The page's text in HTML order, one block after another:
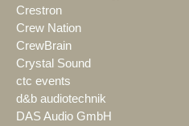
Crestron
Crew Nation
CrewBrain
Crystal Sound
ctc events
d&b audiotechnik
DAS Audio GmbH